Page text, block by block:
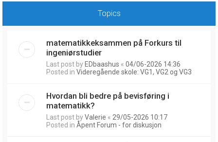
Topics
matematikkeksammen på Forkurs til
ingeniørstudier
Last post by EDbaashus « 04/06-2026 14:36
Posted in Videregående skole: VG1, VG2 og VG3
Hvordan bli bedre på bevisføring i
matematikk?
Last post byValerie « 29/05-2026 10:17
Posted in Åpent Forum - for diskusjon